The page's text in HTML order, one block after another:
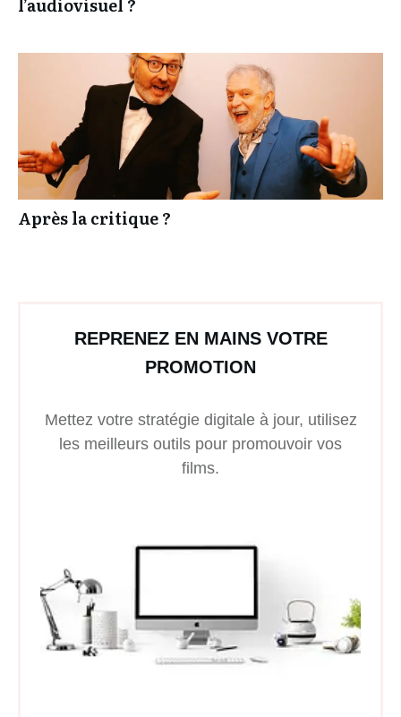
l’audiovisuel ?
Après la critique ?
REPRENEZ EN MAINS VOTRE
PROMOTION
Mettez votre stratégie digitale à jour, utilisez
les meilleurs outils pour promouvoir vos
films.